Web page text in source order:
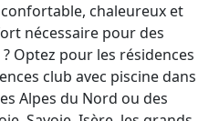
chaleureux et
nécessaire pour des
Optez pour les résidences
club avec piscine dans
Alpes du Nord ou des